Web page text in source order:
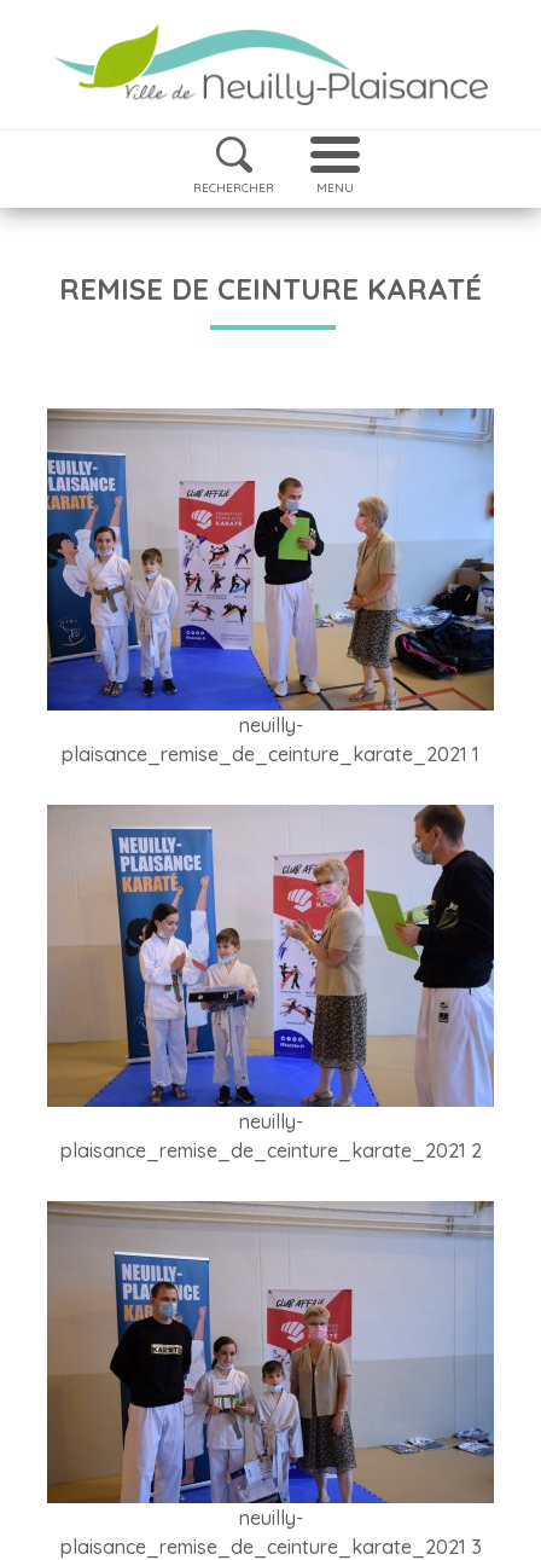
RECHERCHER MENU
REMISE DE CEINTURE KARATÉ
neuilly-
plaisance_remise_de_ceinture_karate_2021 1
neuilly-
plaisance_remise_de_ceinture_karate_2021 2
neuilly-
plaisance_remise_de_ceinture_karate_2021 3